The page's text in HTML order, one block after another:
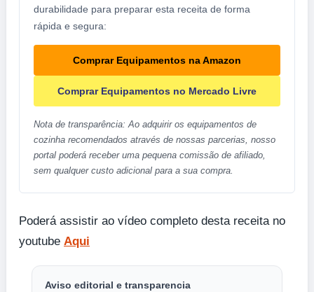
durabilidade para preparar esta receita de forma
rápida e segura:
Comprar Equipamentos na Amazon
Comprar Equipamentos no Mercado Livre
Nota de transparência: Ao adquirir os equipamentos de
cozinha recomendados através de nossas parcerias, nosso
portal poderá receber uma pequena comissão de afiliado,
sem qualquer custo adicional para a sua compra.
Poderá assistir ao vídeo completo desta receita no
youtube Aqui
Aviso editorial e transparencia